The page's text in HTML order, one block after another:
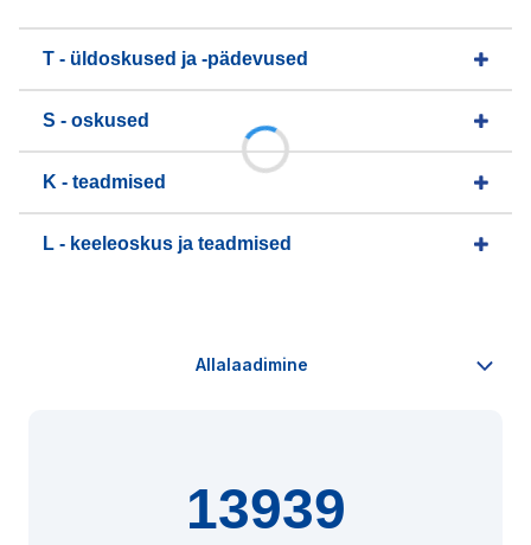
T - üldoskused ja -pädevused
S - oskused
K - teadmised
L - keeleoskus ja teadmised
13939